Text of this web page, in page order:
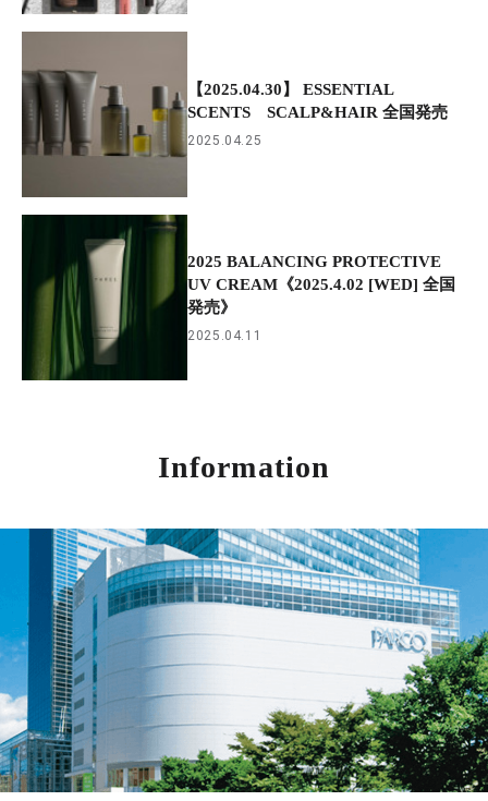
【2025.04.30】 ESSENTIAL
SCENTS SCALP&HAIR 全国発売
2025.04.25
2025 BALANCING PROTECTIVE
UV CREAM《2025.4.02 [WED] 全国
発売》
2025.04.11
Information